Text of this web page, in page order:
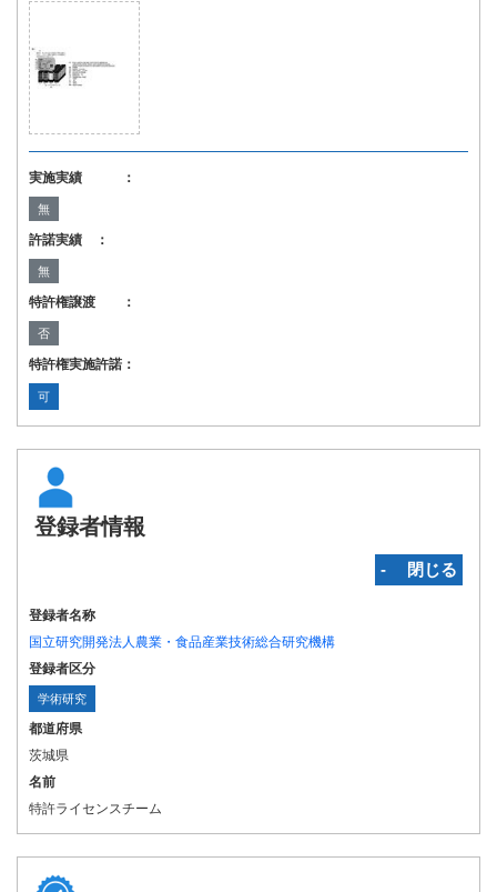
実施実績 ：
無
許諾実績 ：
無
特許権譲渡 ：
否
特許権実施許諾：
可
登録者情報
‐ 閉じる
登録者名称
国立研究開発法人農業・食品産業技術総合研究機構
登録者区分
学術研究
都道府県
茨城県
名前
特許ライセンスチーム